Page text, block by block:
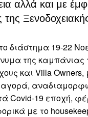
αλλά και με
της
διάστημα 19-22
της καμπάνιας
και Villa Owners,
αγορά,
Covid-19 εποχή,
με το